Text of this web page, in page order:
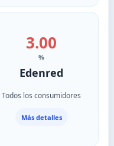
3.00
%
Edenred
Todos los consumidores
Más detalles